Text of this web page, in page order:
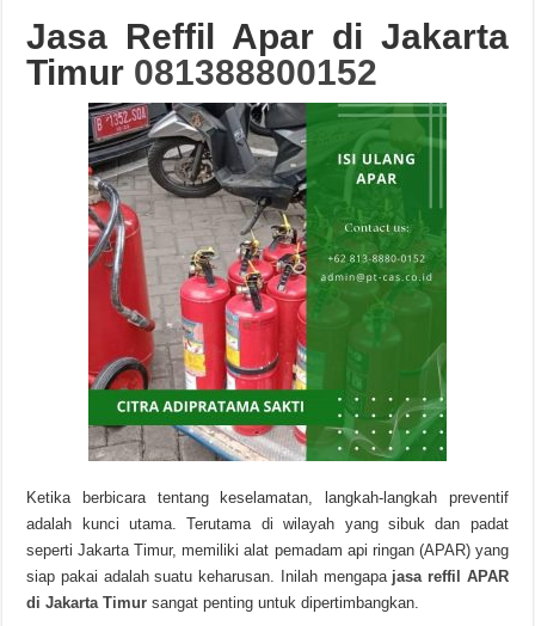
Jasa Reffil Apar di Jakarta
Timur 081388800152
Ketika berbicara tentang keselamatan, langkah-langkah preventif
adalah kunci utama. Terutama di wilayah yang sibuk dan padat
seperti Jakarta Timur, memiliki alat pemadam api ringan (APAR) yang
siap pakai adalah suatu keharusan. Inilah mengapa jasa reffil APAR
di Jakarta Timur sangat penting untuk dipertimbangkan.